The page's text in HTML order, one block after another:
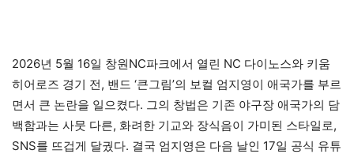
2026년 5월 16일 창원NC파크에서 열린 NC 다이노스와 키움
히어로즈 경기 전, 밴드 ‘큰그림’의 보컬 엄지영이 애국가를 부르
면서 큰 논란을 일으켰다. 그의 창법은 기존 야구장 애국가의 담
백함과는 사뭇 다른, 화려한 기교와 장식음이 가미된 스타일로,
SNS를 뜨겁게 달궜다. 결국 엄지영은 다음 날인 17일 공식 유튜